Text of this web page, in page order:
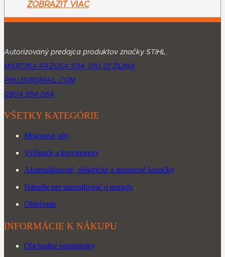
ZOBRAZIŤ VIAC
Autorizovaný predajca produktov značky STIHL.
MARTINA RÁZUSA 1134, 010 01 ŽILINA
PHUJIK@GMAIL.COM
0904 954 064
VŠETKY KATEGÓRIE
Motorové píly
Vyžínače a krovinorezy
Akumulátorové, elektrické a motorové kosačky
Náradie pre starostlivosť o porasty
Oblečenie
INFORMÁCIE K NÁKUPU
Obchodné podmienky